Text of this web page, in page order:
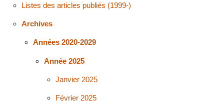
Listes des articles publiés (1999-)
Archives
Années 2020-2029
Année 2025
Janvier 2025
Février 2025